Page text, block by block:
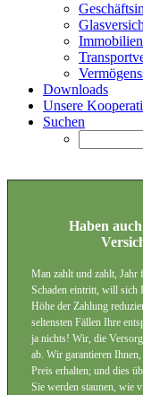
Downloads
Unsere
Suchen
Haben
Man zahlt und zahlt, Jahr
Schaden eintritt, will sich
Höhe der Zahlung
seltensten Fällen Ihre
ja nichts! Wir, die
ab. Wir garantieren
Preis erhalten; und dies
Sie werden staunen, wie